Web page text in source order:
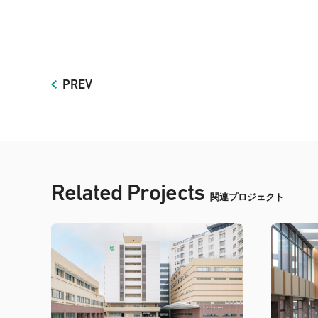
PREV
Related Projects 関連プロジェクト